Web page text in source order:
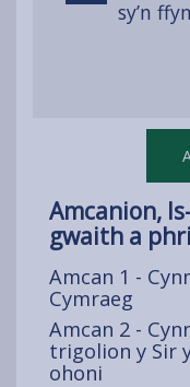
sy’n
Amcanion,
gwaith a
Amcan 1 -
Cymraeg
Amcan 2 -
trigolion y Sir
ohoni